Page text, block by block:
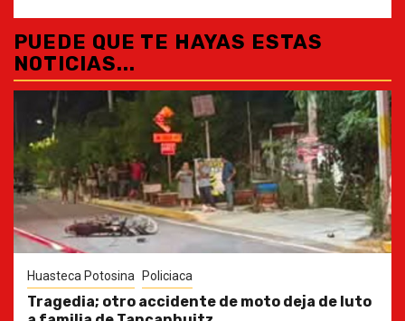
PUEDE QUE TE HAYAS ESTAS
NOTICIAS...
Huasteca Potosina Policiaca
Tragedia; otro accidente de moto deja de luto